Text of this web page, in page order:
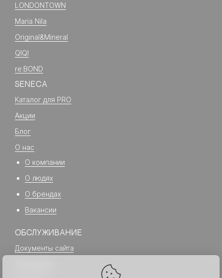
LONDONTOWN
Maria Nila
Original&Mineral
QIQI
re:BOND
SENECA
Каталог для PRO
Акции
Блог
О нас
О компании
О людях
О брендах
Вакансии
ОБСЛУЖИВАНИЕ
Документы сайта